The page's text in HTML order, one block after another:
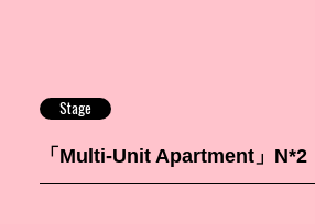
Stage
「Multi-Unit Apartment」N*2